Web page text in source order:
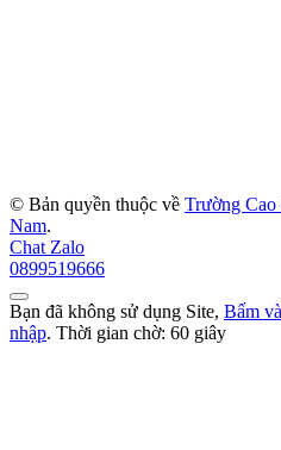
© Bản quyền thuộc về Trường
Nam.
Chat Zalo
0899519666
Bạn đã không sử dụng Site, Bấm
nhập. Thời gian chờ: 60 giây